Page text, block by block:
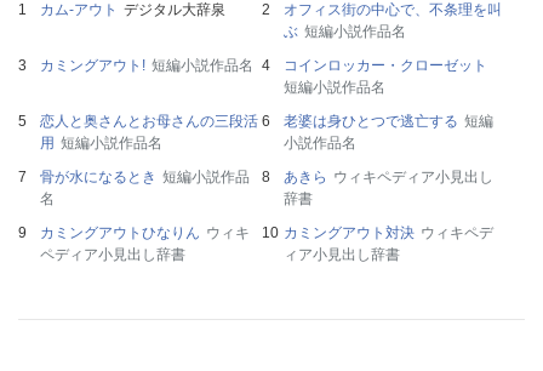
カム‐アウト デジタル大辞泉
オフィス街の中心で、不条理を叫
ぶ 短編小説作品名
カミングアウト! 短編小説作品名
コインロッカー・クローゼット
短編小説作品名
恋人と奥さんとお母さんの三段活
用 短編小説作品名
老婆は身ひとつで逃亡する 短編
小説作品名
骨が水になるとき 短編小説作品
名
あきら ウィキペディア小見出し
辞書
カミングアウトひなりん ウィキ
ペディア小見出し辞書
カミングアウト対決 ウィキペデ
ィア小見出し辞書